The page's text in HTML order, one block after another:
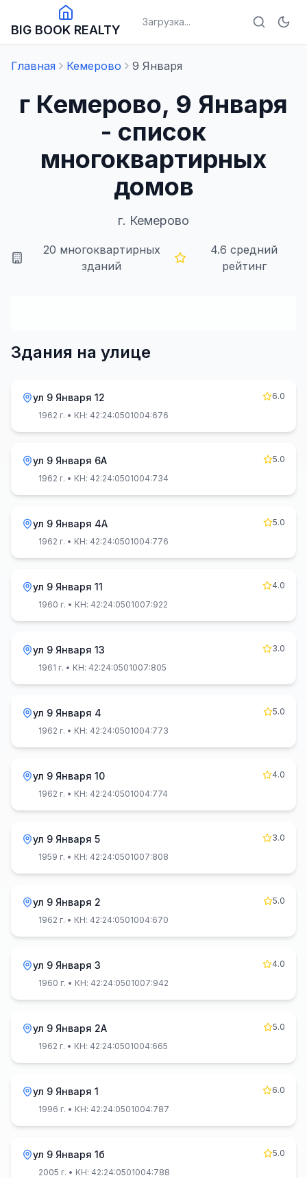
BIG BOOK REALTY
Загрузка...
Главная Кемерово 9 Января
г Кемерово, 9 Января
- список
многоквартирных
домов
г. Кемерово
20 многоквартирных
зданий
4.6 средний
рейтинг
Здания на улице
ул 9 Января 12
6.0
1962 г. • КН: 42:24:0501004:676
ул 9 Января 6А
5.0
1962 г. • КН: 42:24:0501004:734
ул 9 Января 4А
5.0
1962 г. • КН: 42:24:0501004:776
ул 9 Января 11
4.0
1960 г. • КН: 42:24:0501007:922
ул 9 Января 13
3.0
1961 г. • КН: 42:24:0501007:805
ул 9 Января 4
5.0
1962 г. • КН: 42:24:0501004:773
ул 9 Января 10
4.0
1962 г. • КН: 42:24:0501004:774
ул 9 Января 5
3.0
1959 г. • КН: 42:24:0501007:808
ул 9 Января 2
5.0
1962 г. • КН: 42:24:0501004:670
ул 9 Января 3
4.0
1960 г. • КН: 42:24:0501007:942
ул 9 Января 2А
5.0
1962 г. • КН: 42:24:0501004:665
ул 9 Января 1
6.0
1996 г. • КН: 42:24:0501004:787
ул 9 Января 1б
5.0
2005 г. • КН: 42:24:0501004:788